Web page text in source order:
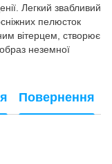
Легкий звабливий
пелюсток
вітерцем, створює
неземної
Повернення